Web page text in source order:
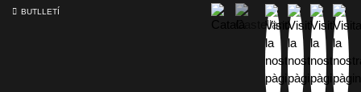
BUTLLETÍ